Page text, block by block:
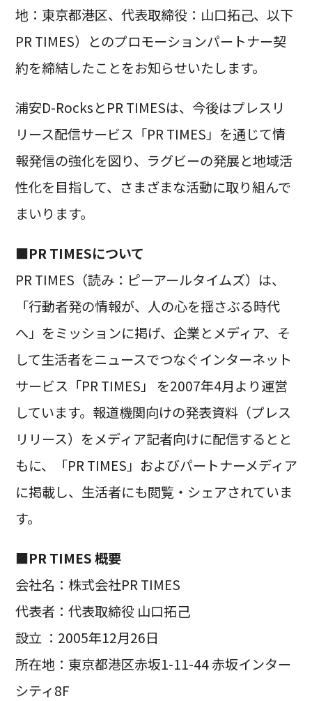
地：東京都港区、代表取締役：山口拓己、以下
PR TIMES）とのプロモーションパートナー契
約を締結したことをお知らせいたします。
浦安D-RocksとPR TIMESは、今後はプレスリ
リース配信サービス「PR TIMES」を通じて情
報発信の強化を図り、ラグビーの発展と地域活
性化を目指して、さまざまな活動に取り組んで
まいります。
■PR TIMESについて
PR TIMES（読み：ピーアールタイムズ）は、
「行動者発の情報が、人の心を揺さぶる時代
へ」をミッションに掲げ、企業とメディア、そ
して生活者をニュースでつなぐインターネット
サービス「PR TIMES」 を2007年4月より運営
しています。報道機関向けの発表資料（プレス
リリース）をメディア記者向けに配信するとと
もに、「PR TIMES」およびパートナーメディア
に掲載し、生活者にも閲覧・シェアされていま
す。
■PR TIMES 概要
会社名：株式会社PR TIMES
代表者：代表取締役 山口拓己
設立 ：2005年12月26日
所在地：東京都港区赤坂1-11-44 赤坂インター
シティ8F